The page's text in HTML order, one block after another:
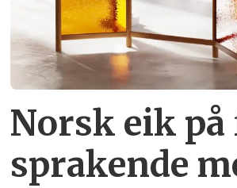
Norsk eik
sprakende